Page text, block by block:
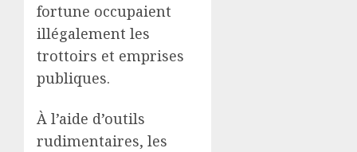
fortune occupaient
illégalement les
trottoirs et emprises
publiques.
À l’aide d’outils
rudimentaires, les